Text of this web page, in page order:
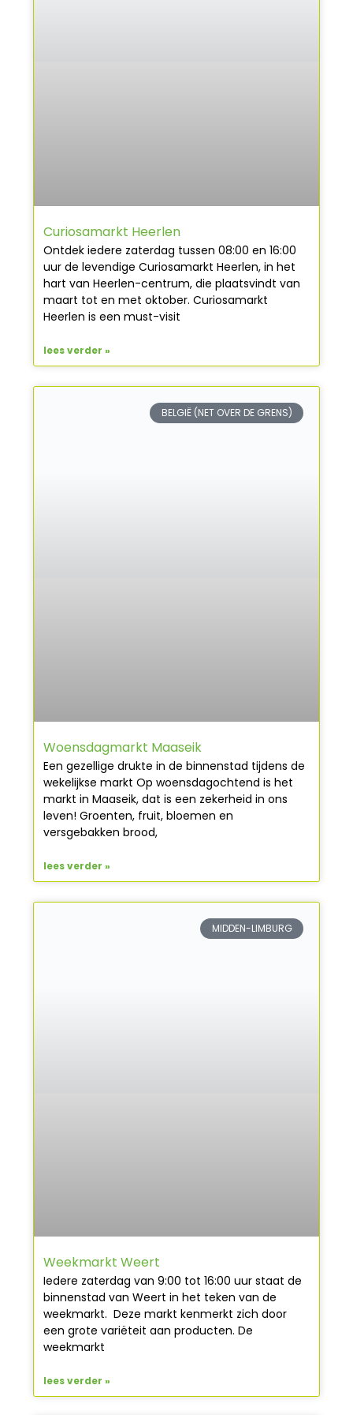
Curiosamarkt Heerlen
Ontdek iedere zaterdag tussen 08:00 en 16:00
uur de levendige Curiosamarkt Heerlen, in het
hart van Heerlen-centrum, die plaatsvindt van
maart tot en met oktober. Curiosamarkt
Heerlen is een must-visit
lees verder »
BELGIË (NET OVER DE GRENS)
Woensdagmarkt Maaseik
Een gezellige drukte in de binnenstad tijdens de
wekelijkse markt Op woensdagochtend is het
markt in Maaseik, dat is een zekerheid in ons
leven! Groenten, fruit, bloemen en
versgebakken brood,
lees verder »
MIDDEN-LIMBURG
Weekmarkt Weert
Iedere zaterdag van 9:00 tot 16:00 uur staat de
binnenstad van Weert in het teken van de
weekmarkt. Deze markt kenmerkt zich door
een grote variëteit aan producten. De
weekmarkt
lees verder »